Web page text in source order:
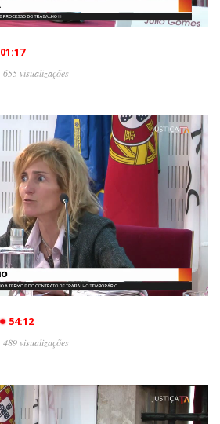
01:17
655 visualizações
54:12
489 visualizações